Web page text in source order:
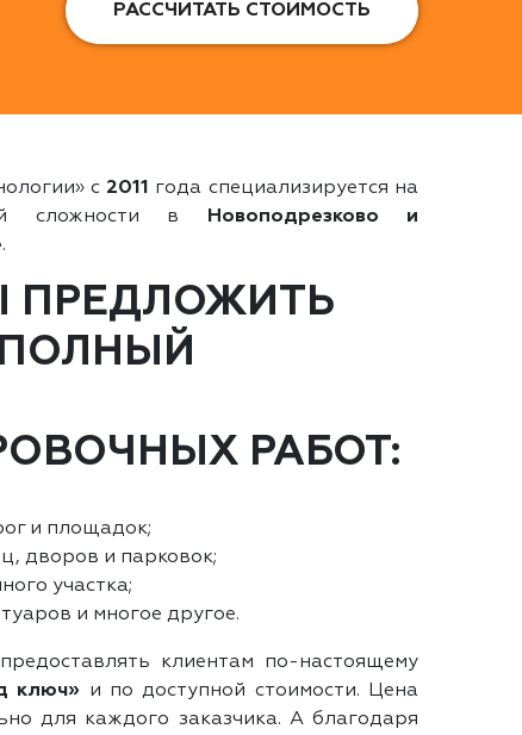
РАССЧИТАТЬ СТОИМОСТЬ
с 2011
года специализируется на
сложности в
Новоподрезково и
.
ПРЕДЛОЖИТЬ
РАБОТ:
и площадок;
дворов и парковок;
участка;
и многое другое.
клиентам по-настоящему
ключ» и по доступной стоимости. Цена
для каждого заказчика. А благодаря